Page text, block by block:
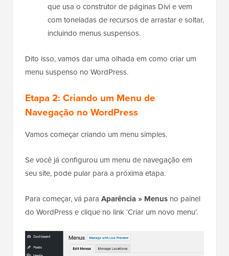
que usa o construtor de páginas Divi e vem
com toneladas de recursos de arrastar e soltar,
incluindo menus suspensos.
Dito isso, vamos dar uma olhada em como criar um
menu suspenso no WordPress.
Etapa 2: Criando um Menu de
Navegação no WordPress
Vamos começar criando um menu simples.
Se você já configurou um menu de navegação em
seu site, pode pular para a próxima etapa.
Para começar, vá para Aparência » Menus no painel
do WordPress e clique no link ‘Criar um novo menu’.